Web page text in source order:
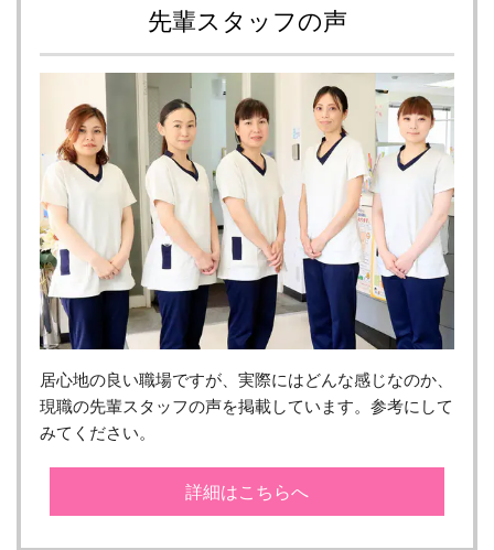
先輩スタッフの声
居心地の良い職場ですが、実際にはどんな感じなのか、
現職の先輩スタッフの声を掲載しています。参考にして
みてください。
詳細はこちらへ